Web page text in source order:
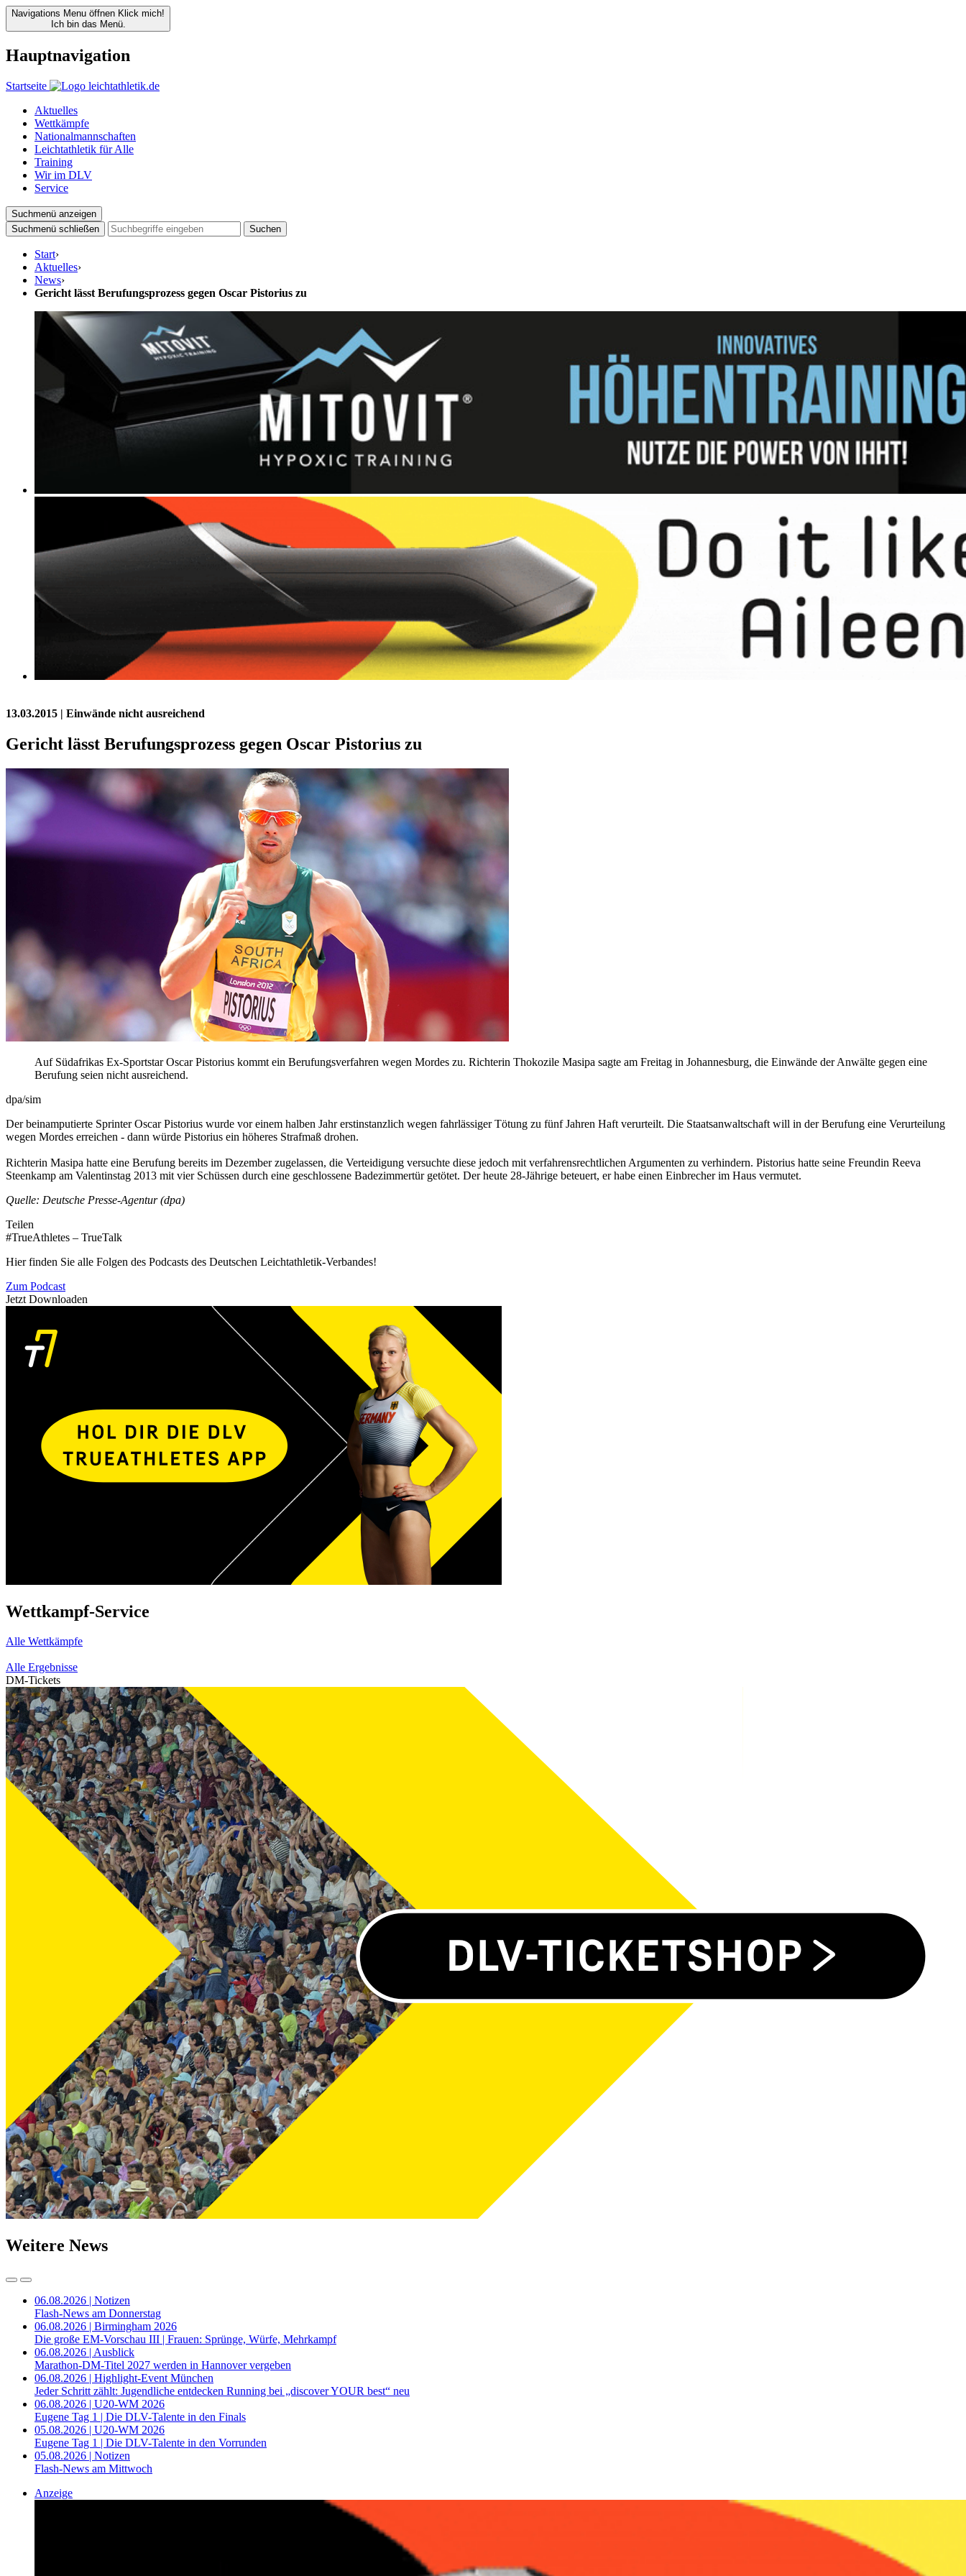
Navigations Menu öffnen Klick mich!
Ich bin das Menü.
Hauptnavigation
Startseite
Aktuelles
Wettkämpfe
Nationalmannschaften
Leichtathletik für Alle
Training
Wir im DLV
Service
Suchmenü anzeigen
Suchmenü schließen
Suchen
Start›
Aktuelles›
News›
Gericht lässt Berufungsprozess gegen Oscar Pistorius zu
13.03.2015 | Einwände nicht ausreichend
Gericht lässt Berufungsprozess gegen Oscar Pistorius zu
Auf Südafrikas Ex-Sportstar Oscar Pistorius kommt ein Berufungsverfahren wegen Mordes zu. Richterin Thokozile Masipa sagte am Freitag in Johannesburg, die Einwände der Anwälte gegen eine
Berufung seien nicht ausreichend.
dpa/sim
Der beinamputierte Sprinter Oscar Pistorius wurde vor einem halben Jahr erstinstanzlich wegen fahrlässiger Tötung zu fünf Jahren Haft verurteilt. Die Staatsanwaltschaft will in der Berufung eine Verurteilung
wegen Mordes erreichen - dann würde Pistorius ein höheres Strafmaß drohen.
Richterin Masipa hatte eine Berufung bereits im Dezember zugelassen, die Verteidigung versuchte diese jedoch mit verfahrensrechtlichen Argumenten zu verhindern. Pistorius hatte seine Freundin Reeva
Steenkamp am Valentinstag 2013 mit vier Schüssen durch eine geschlossene Badezimmertür getötet. Der heute 28-Jährige beteuert, er habe einen Einbrecher im Haus vermutet.
Quelle: Deutsche Presse-Agentur (dpa)
Teilen
#TrueAthletes – TrueTalk
Hier finden Sie alle Folgen des Podcasts des Deutschen Leichtathletik-Verbandes!
Zum Podcast
Jetzt Downloaden
Wettkampf-Service
Alle Wettkämpfe
Alle Ergebnisse
DM-Tickets
Weitere News
06.08.2026 | Notizen
Flash-News am Donnerstag
06.08.2026 | Birmingham 2026
Die große EM-Vorschau III | Frauen: Sprünge, Würfe, Mehrkampf
06.08.2026 | Ausblick
Marathon-DM-Titel 2027 werden in Hannover vergeben
06.08.2026 | Highlight-Event München
Jeder Schritt zählt: Jugendliche entdecken Running bei „discover YOUR best“ neu
06.08.2026 | U20-WM 2026
Eugene Tag 1 | Die DLV-Talente in den Finals
05.08.2026 | U20-WM 2026
Eugene Tag 1 | Die DLV-Talente in den Vorrunden
05.08.2026 | Notizen
Flash-News am Mittwoch
Anzeige